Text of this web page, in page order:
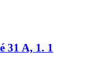
31 A, 1. 1